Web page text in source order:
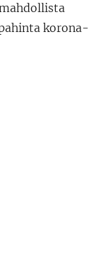
korona-